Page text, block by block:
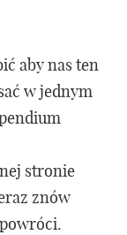
aby nas ten
w jednym
stronie
znów